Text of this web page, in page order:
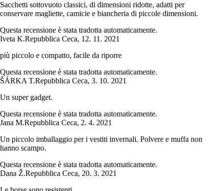
Sacchetti sottovuoto classici, di dimensioni ridotte, adatti per
conservare magliette, camicie e biancheria di piccole dimensioni.
Questa recensione è stata tradotta automaticamente.
Iveta K.Repubblica Ceca, 12. 11. 2021
più piccolo e compatto, facile da riporre
Questa recensione è stata tradotta automaticamente.
ŠÁRKA T.Repubblica Ceca, 3. 10. 2021
Un super gadget.
Questa recensione è stata tradotta automaticamente.
Jana M.Repubblica Ceca, 2. 4. 2021
Un piccolo imballaggio per i vestiti invernali. Polvere e muffa non
hanno scampo.
Questa recensione è stata tradotta automaticamente.
Dana Ž.Repubblica Ceca, 20. 3. 2021